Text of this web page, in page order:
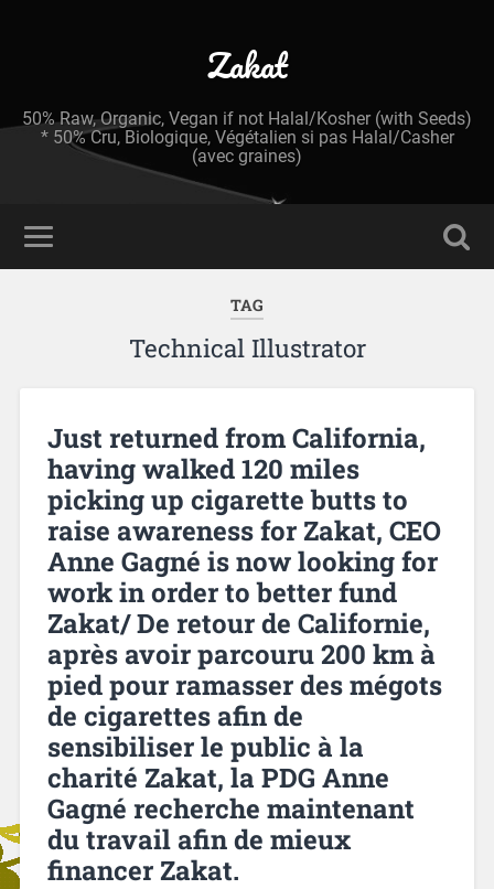
Zakat
50% Raw, Organic, Vegan if not Halal/Kosher (with Seeds)
* 50% Cru, Biologique, Végétalien si pas Halal/Casher
(avec graines)
TAG
Technical Illustrator
Just returned from California,
having walked 120 miles
picking up cigarette butts to
raise awareness for Zakat, CEO
Anne Gagné is now looking for
work in order to better fund
Zakat/ De retour de Californie,
après avoir parcouru 200 km à
pied pour ramasser des mégots
de cigarettes afin de
sensibiliser le public à la
charité Zakat, la PDG Anne
Gagné recherche maintenant
du travail afin de mieux
financer Zakat.